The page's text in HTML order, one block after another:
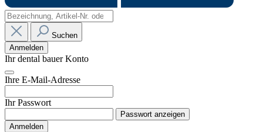
Suchen
Anmelden
Ihr dental bauer Konto
Ihre E-Mail-Adresse
Ihr Passwort
Passwort anzeigen
Anmelden